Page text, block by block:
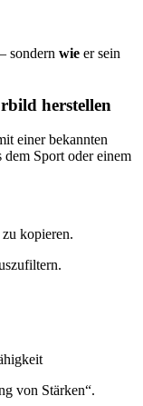
sondern wie er sein
herstellen
einer bekannten
Sport oder einem
kopieren.
von Stärken“.